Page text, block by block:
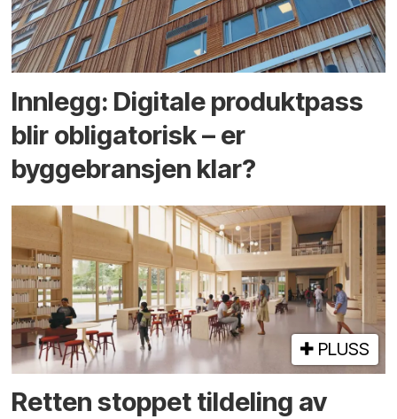
Innlegg: Digitale produktpass
blir obligatorisk – er
byggebransjen klar?
PLUSS
Retten stoppet tildeling av